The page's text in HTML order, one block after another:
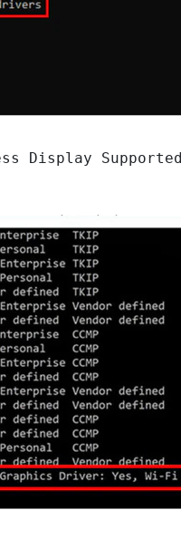
Display Supported